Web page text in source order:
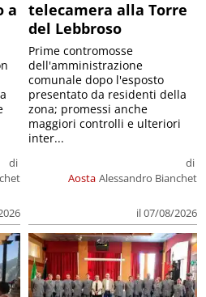
a
di
telecamera alla Torre
del Lebbroso
Aosta
di
Alessandro Bianchet
il 07/08/2026
Prime contromosse
dell'amministrazione
comunale dopo l'esposto
presentato da residenti della
zona; promessi anche
maggiori controlli e ulteriori
inter...